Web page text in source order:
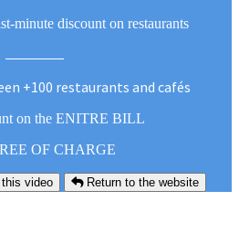
minute discount on restaurants
+100 restaurants and cafés
on the ENITRE BILL
OF CHARGE
video Return to the website